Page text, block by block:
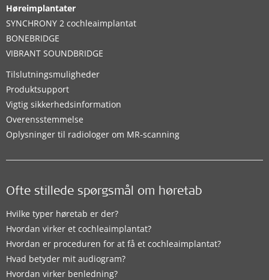
Høreimplantater
SYNCHRONY 2 cochleaimplantat
BONEBRIDGE
VIBRANT SOUNDBRIDGE
Tilslutningsmuligheder
Produktsupport
Vigtig sikkerhedsinformation
Overensstemmelse
Oplysninger til radiologer om MR-scanning
Ofte stillede spørgsmål om høretab
Hvilke typer høretab er der?
Hvordan virker et cochleaimplantat?
Hvordan er proceduren for at få et cochleaimplantat?
Hvad betyder mit audiogram?
Hvordan virker benledning?